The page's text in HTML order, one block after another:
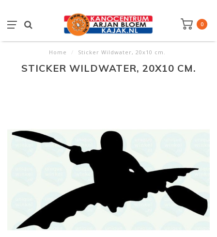
0
Home / Sticker Wildwater, 20x10 cm.
STICKER WILDWATER, 20X10 CM.